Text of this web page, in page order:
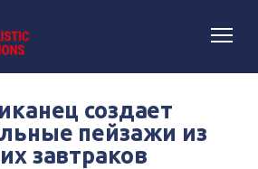
создает
пейзажи из
завтраков